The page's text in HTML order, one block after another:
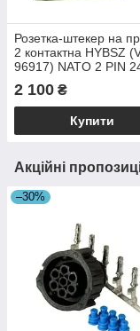
Розетка-штекер на
2 контактна HYBSZ
96917) NATO 2 PIN
2 100 ₴
Купити
Акційні
–30%